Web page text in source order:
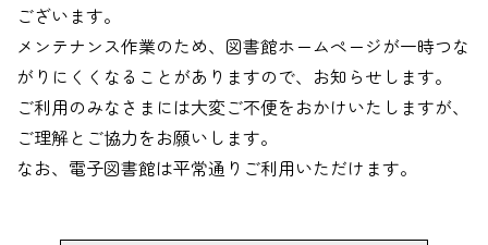
ございます。
メンテナンス作業のため、図書館ホームページが一時つな
がりにくくなることがありますので、お知らせします。
ご利用のみなさまには大変ご不便をおかけいたしますが、
ご理解とご協力をお願いします。
なお、電子図書館は平常通りご利用いただけます。